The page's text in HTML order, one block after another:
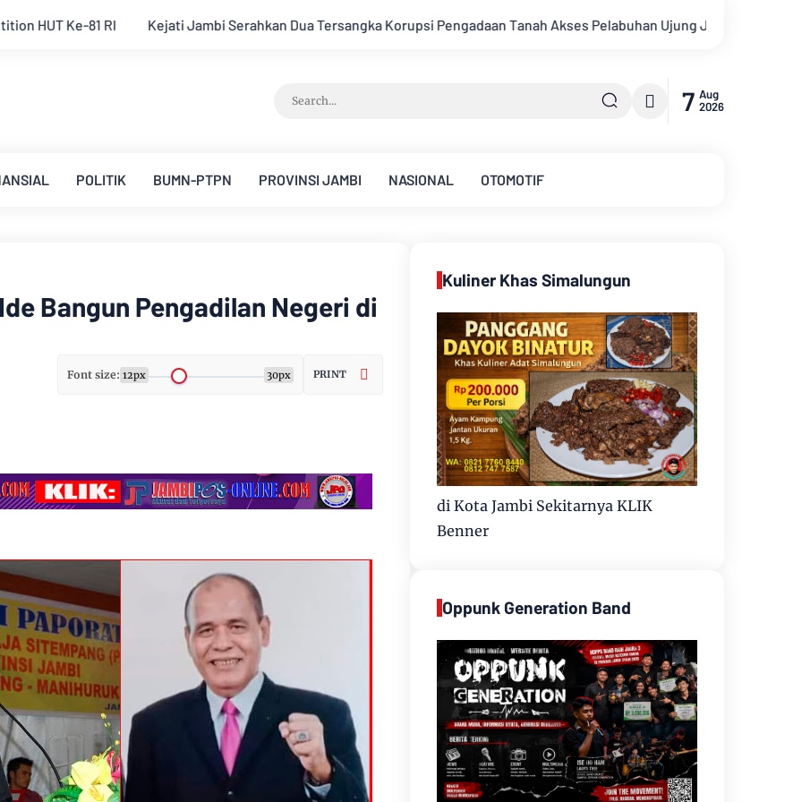
Dua Tersangka Korupsi Pengadaan Tanah Akses Pelabuhan Ujung Jabung Ke Penuntut Umum Putra Daerah Jambi
7 Aug
2026
POLITIK BUMN-PTPN PROVINSI JAMBI NASIONAL OTOMOTIF
Bangun Pengadilan Negeri di
Font size: 12px 30px PRINT
Kuliner Khas Simalungun
di Kota Jambi Sekitarnya KLIK
Benner
Oppunk Generation Band